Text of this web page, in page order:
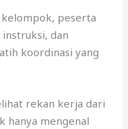
kelompok, peserta
dan
koordinasi yang
rekan kerja dari
hanya mengenal